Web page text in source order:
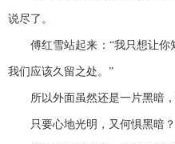
说尽了。
傅红雪站起来：“我只想让你
我们应该久留之处。”
所以外面虽然还是一片黑暗，
只要心地光明，又何惧黑暗？